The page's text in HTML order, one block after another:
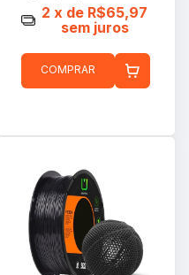
2 x de R$65,97
sem juros
COMPRAR